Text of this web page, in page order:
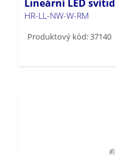
Lineární LED
HR-LL-NW-W-RM
Produktový kód: 37140